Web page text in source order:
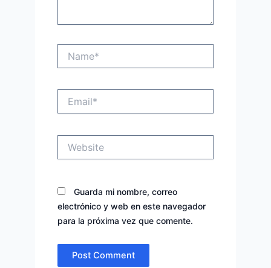
Guarda mi nombre, correo
electrónico y web en este navegador
para la próxima vez que comente.